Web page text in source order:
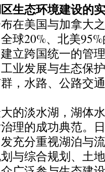
态环境建设的
美国与加拿大
球20%、北美
立跨国统一的管
业发展与生态保
，水路、公路交
淡水湖，湖体水
理的成功典范。
充分重视湖泊与
与综合规划、土